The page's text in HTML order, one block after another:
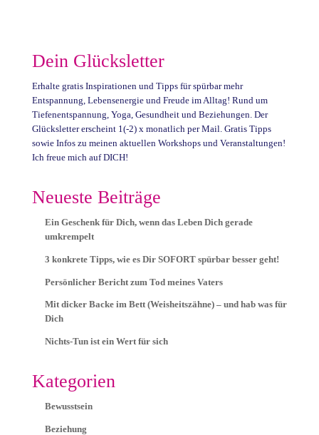
Dein Glücksletter
Erhalte gratis Inspirationen und Tipps für spürbar mehr
Entspannung, Lebensenergie und Freude im Alltag! Rund um
Tiefenentspannung, Yoga, Gesundheit und Beziehungen. Der
Glücksletter erscheint 1(-2) x monatlich per Mail. Gratis Tipps
sowie Infos zu meinen aktuellen Workshops und Veranstaltungen!
Ich freue mich auf DICH!
Neueste Beiträge
Ein Geschenk für Dich, wenn das Leben Dich gerade
umkrempelt
3 konkrete Tipps, wie es Dir SOFORT spürbar besser geht!
Persönlicher Bericht zum Tod meines Vaters
Mit dicker Backe im Bett (Weisheitszähne) – und hab was für
Dich
Nichts-Tun ist ein Wert für sich
Kategorien
Bewusstsein
Beziehung